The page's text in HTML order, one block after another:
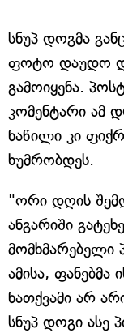
სნუპ დოგმა
ფოტო დაუდო
გამოიყენა.
კომენტარი ამ
ნაწილი კი
ხუმრობდეს.
"ორი დღის
ანგარიში
მომხმარებელი
ამისა, ფანებმა
ნათქვამი არ
სნუპ დოგი ასე